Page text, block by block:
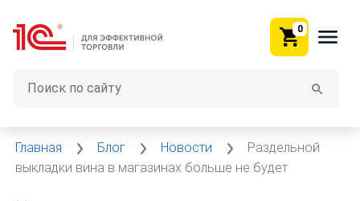
0
Главная Блог Новости
Раздельной
выкладки вина в магазинах больше не будет